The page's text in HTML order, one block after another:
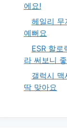
에요!
헤일리 무
예뻐요
ESR 할
라 써보니
갤럭시
딱 맞아요